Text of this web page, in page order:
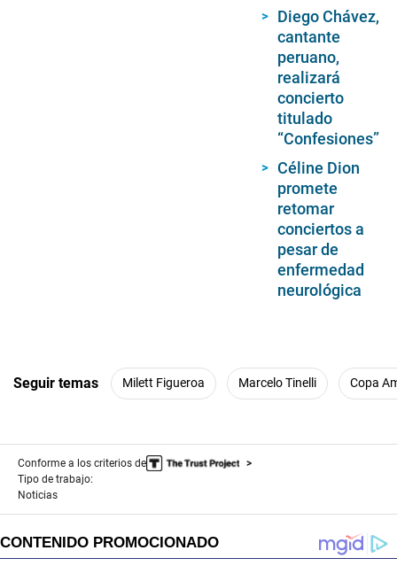
Diego Chávez,
cantante
peruano,
realizará
concierto
titulado
“Confesiones”
Céline Dion
promete
retomar
conciertos a
pesar de
enfermedad
neurológica
Seguir temas Milett Figueroa Marcelo Tinelli Copa
Conforme a los criterios de
Tipo de trabajo:
Noticias